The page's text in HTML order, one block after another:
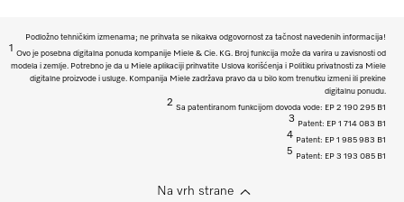
Podložno tehničkim izmenama; ne prihvata se nikakva odgovornost za tačnost navedenih informacija!
1
Ovo je posebna digitalna ponuda kompanije Miele & Cie. KG. Broj funkcija može da varira u zavisnosti od
modela i zemlje. Potrebno je da u Miele aplikaciji prihvatite Uslova korišćenja i Politiku privatnosti za Miele
digitalne proizvode i usluge. Kompanija Miele zadržava pravo da u bilo kom trenutku izmeni ili prekine
digitalnu ponudu.
2
Sa patentiranom funkcijom dovoda vode: EP 2 190 295 B1
3
Patent: EP 1 714 083 B1
4
Patent: EP 1 985 983 B1
5
Patent: EP 3 193 085 B1
Na vrh strane